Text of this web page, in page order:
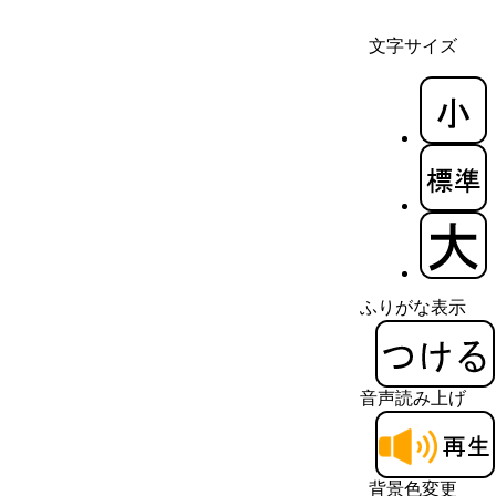
文字サイズ
ふりがな表示
音声読み上げ
背景色変更